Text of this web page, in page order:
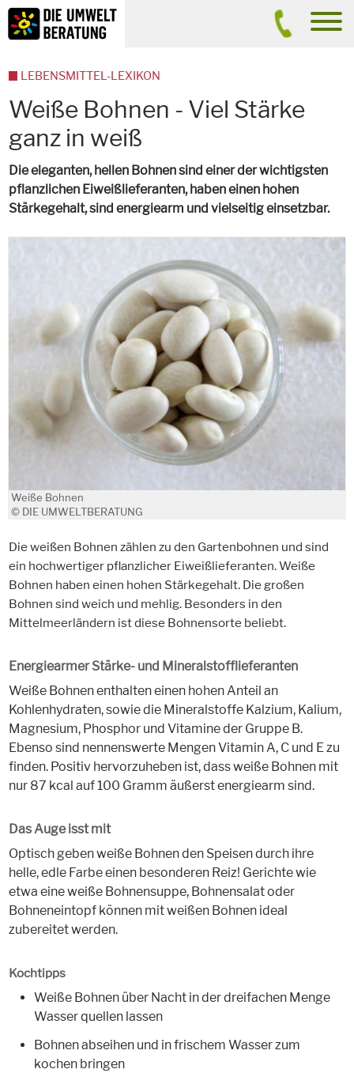
Inhalt
Suche
Weiße Bohnen - Viel Stärke
ganz in weiß
Die eleganten, hellen Bohnen sind einer der wichtigsten
pflanzlichen Eiweißlieferanten, haben einen hohen
Stärkegehalt, sind energiearm und vielseitig einsetzbar.
Weiße Bohnen
© DIE UMWELTBERATUNG
Die weißen Bohnen zählen zu den Gartenbohnen und sind
ein hochwertiger pflanzlicher Eiweißlieferanten. Weiße
Bohnen haben einen hohen Stärkegehalt. Die großen
Bohnen sind weich und mehlig. Besonders in den
Mittelmeerländern ist diese Bohnensorte beliebt.
Energiearmer Stärke- und Mineralstofflieferanten
Weiße Bohnen enthalten einen hohen Anteil an
Kohlenhydraten, sowie die Mineralstoffe Kalzium, Kalium,
Magnesium, Phosphor und Vitamine der Gruppe B.
Ebenso sind nennenswerte Mengen Vitamin A, C und E zu
finden. Positiv hervorzuheben ist, dass weiße Bohnen mit
nur 87 kcal auf 100 Gramm äußerst energiearm sind.
Das Auge isst mit
Optisch geben weiße Bohnen den Speisen durch ihre
helle, edle Farbe einen besonderen Reiz! Gerichte wie
etwa eine weiße Bohnensuppe, Bohnensalat oder
Bohneneintopf können mit weißen Bohnen ideal
zubereitet werden.
Kochtipps
Weiße Bohnen über Nacht in der dreifachen Menge
Wasser quellen lassen
Bohnen abseihen und in frischem Wasser zum
kochen bringen
LEBENSMITTEL-LEXIKON